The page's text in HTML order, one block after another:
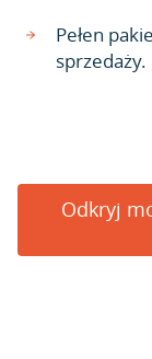
Pełen
sprzedaży.
Odkryj